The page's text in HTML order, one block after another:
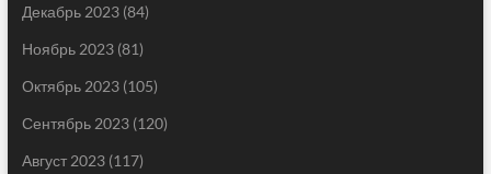
Декабрь 2023(84)
Ноябрь 2023(81)
Октябрь 2023(105)
Сентябрь 2023(120)
Август 2023(117)